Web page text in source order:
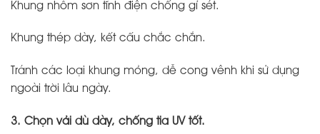
Khung nhôm sơn tĩnh điện chống gỉ sét.
Khung thép dày, kết cấu chắc chắn.
Tránh các loại khung mỏng, dễ cong vênh khi sử dụng
ngoài trời lâu ngày.
3. Chọn vải dù dày, chống tia UV tốt.